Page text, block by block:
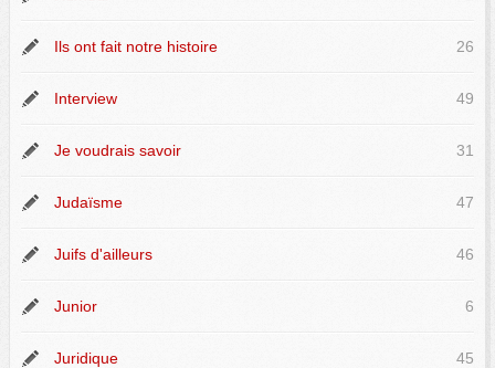
Ils ont fait notre histoire 26
Interview 49
Je voudrais savoir 31
Judaïsme 47
Juifs d'ailleurs 46
Junior 6
Juridique 45